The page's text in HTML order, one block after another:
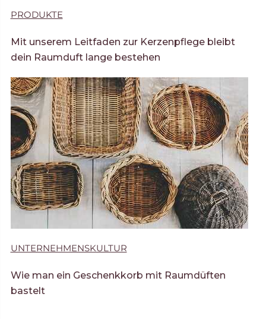
PRODUKTE
Mit unserem Leitfaden zur Kerzenpflege bleibt
dein Raumduft lange bestehen
UNTERNEHMENSKULTUR
Wie man ein Geschenkkorb mit Raumdüften
bastelt